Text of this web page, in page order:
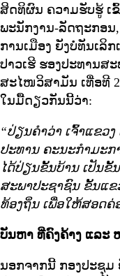
ສິດທິຜົນ ຄວາມຮັບຮູ້ ເ
ພະນັກງານ-ລັດຖະກອ
ການເມືອງ ຍັງບໍ່ທັນເລິກ
ປາວເຮີ ຮອງປະທານສ
ສະໄໜວິສາມັນ ເທື່ອທີ
ໃນມື້ດຽວກັນນີ້ວ່າ:
“ປ່ຽນຄຳວ່າ ເຈົ້າແຂວ
ປະທານ ຄະນະກຳມະກ
ໄດ້ປ່ຽນຂັ້ນບ້ານ ເປັນຂັ້
ສະພາປະຊາຊົນ ຂັ້ນແຂ
ທ້ອງຖິ່ນ ເພື່ອໃຫ້ສອດຄ່
ບັນຫາ ທີ່ຄົງຄ້າງ ແລະ
ນອກຈາກນີ້ ກອງປະຊຸມ